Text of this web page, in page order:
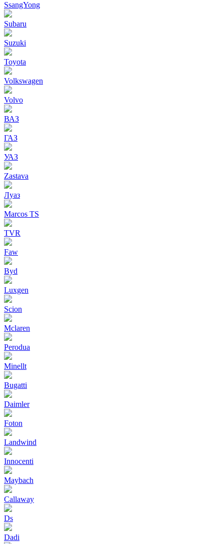
SsangYong
Subaru
Suzuki
Toyota
Volkswagen
Volvo
ВАЗ
ГАЗ
УАЗ
Zastava
Луаз
Marcos TS
TVR
Faw
Byd
Luxgen
Scion
Mclaren
Perodua
Minellt
Bugatti
Daimler
Foton
Landwind
Innocenti
Maybach
Callaway
Ds
Dadi